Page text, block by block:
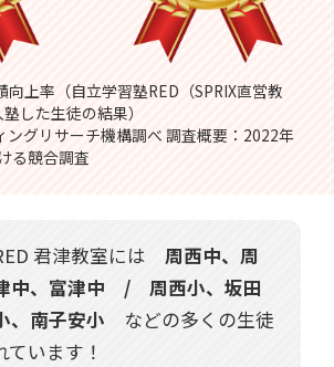
上率（自立学習塾RED（SPRIX直営教
した生徒の結果）
グリサーチ機構調べ 調査概要：2022年
る競合調査
君津教室には 周西中、周
中、富津中 / 周西小、坂田
、南子安小 などの多くの生徒
ています！